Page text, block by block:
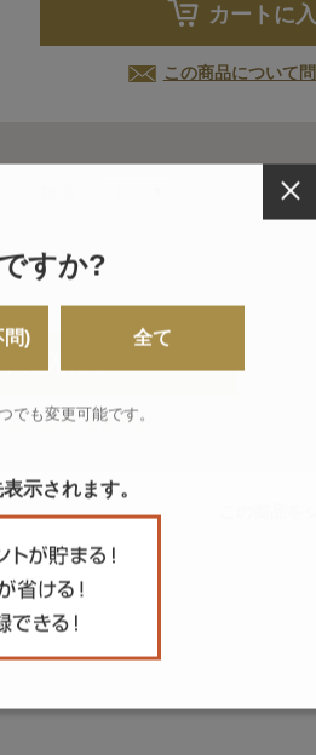
カートに
この商品について
いて問い合わせる
この商品を
すか?
問) 全て
でも変更可能です。
示されます。